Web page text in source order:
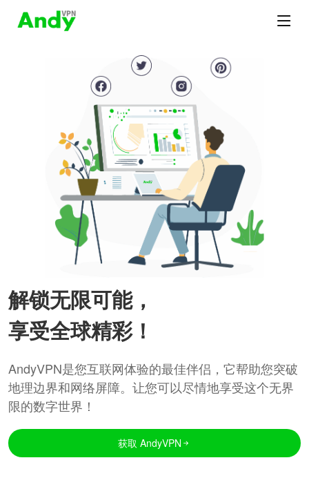
解锁无限可能，
享受全球精彩！
AndyVPN是您互联网体验的最佳伴侣，它帮助您突破
地理边界和网络屏障。让您可以尽情地享受这个无界
限的数字世界！
获取 AndyVPN